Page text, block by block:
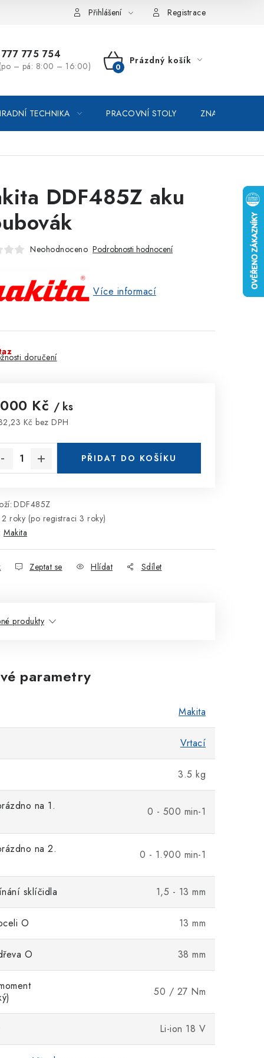
/ odstoupení od smlouvy Online platby Comgate
Přihlášení Registrace
777 775 754
(po – pá: 8:00 – 16:00)
NÁKUPNÍ
Prázdný košík
TECHNIKA PRACOVNÍ STOLY ZNAČKOVACÍ
DDF485Z aku
Neohodnoceno Podrobnosti hodnocení
Více informací
doručení
Kč / ks
Kč bez DPH
PŘIDAT DO KOŠÍKU
DDF485Z
2 roky (po registraci 3 roky)
Makita
Zeptat se Hlídat Sdílet
produkty
parametry
Makita
Vrtací
3.5 kg
na 1.
0 - 500 min-1
na 2.
0 - 1.900 min-1
sklíčidla 1,5 - 13 mm
O 13 mm
O 38 mm
50 / 27 Nm
Li-ion 18 V